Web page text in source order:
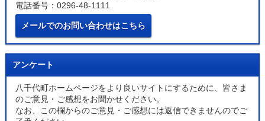
電話番号：0296-48-1111
メールでのお問い合わせはこちら
アンケート
八千代町ホームページをより良いサイトにするために、皆さま
のご意見・ご感想をお聞かせください。
なお、この欄からのご意見・ご感想には返信できませんのでご